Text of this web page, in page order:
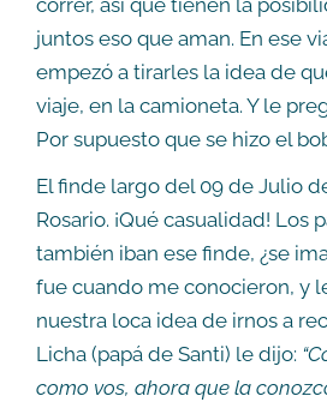
juntos eso que aman. En ese
empezó a tirarles la idea de
viaje, en la camioneta. Y le
Por supuesto que se hizo el
El finde largo del 09 de Julio
Rosario. ¡Qué casualidad! Los
también iban ese finde, ¿se
fue cuando me conocieron, y
nuestra loca idea de irnos a
Licha (papá de Santi) le dijo:
como vos, ahora que la